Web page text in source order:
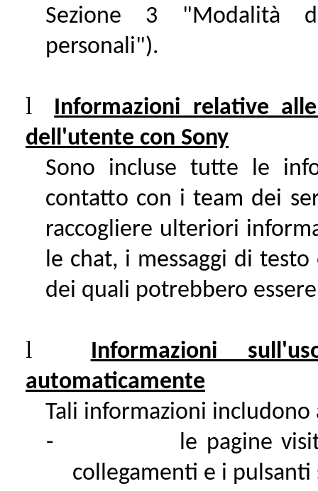
Sezione 3 "Modalità
personali").
l
Informazioni relative
dell'utente con Sony
Sono incluse tutte le
contatto con i team dei
raccogliere ulteriori
le chat, i messaggi di
dei quali potrebbero
l
Informazioni
automaticamente
Tali informazioni includono
-
le pagine
collegamenti e i